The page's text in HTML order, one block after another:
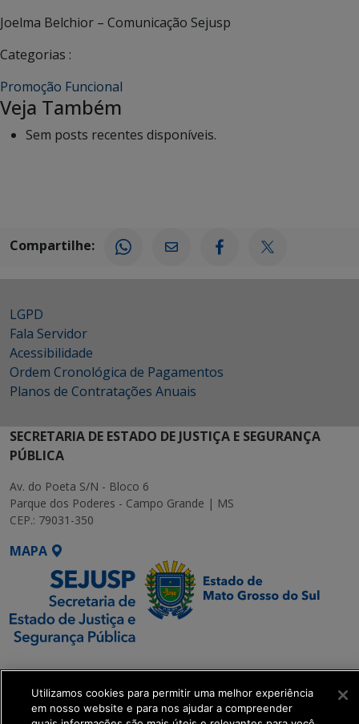
Joelma Belchior – Comunicação Sejusp
Categorias :
Promoção Funcional
Veja Também
Sem posts recentes disponíveis.
Compartilhe:
LGPD
Fala Servidor
Acessibilidade
Ordem Cronológica de Pagamentos
Planos de Contratações Anuais
SECRETARIA DE ESTADO DE JUSTIÇA E SEGURANÇA
PÚBLICA
Av. do Poeta S/N - Bloco 6
Parque dos Poderes - Campo Grande | MS
CEP.: 79031-350
MAPA
SETDIG | Secretaria-
Executiva de
Transformação Digital
Utilizamos cookies para permitir uma melhor experiência
em nosso website e para nos ajudar a compreender